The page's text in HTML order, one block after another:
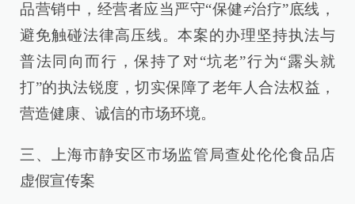
品营销中，经营者应当严守“保健≠治疗”底线，
避免触碰法律高压线。本案的办理坚持执法与
普法同向而行，保持了对“坑老”行为“露头就
打”的执法锐度，切实保障了老年人合法权益，
营造健康、诚信的市场环境。
三、上海市静安区市场监管局查处伦伦食品店
虚假宣传案